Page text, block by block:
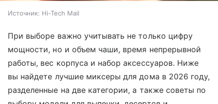
Источник: Hi-Tech Mail
При выборе важно учитывать не только цифру
мощности, но и объем чаши, время непрерывной
работы, вес корпуса и набор аксессуаров. Ниже
вы найдете лучшие миксеры для дома в 2026 году,
разделенные на две категории, а также советы по